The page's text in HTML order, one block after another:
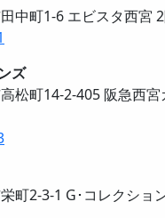
中町1-6 エビスタ西宮
ズ
松町14-2-405 阪急西
町2-3-1 G･コレクショ